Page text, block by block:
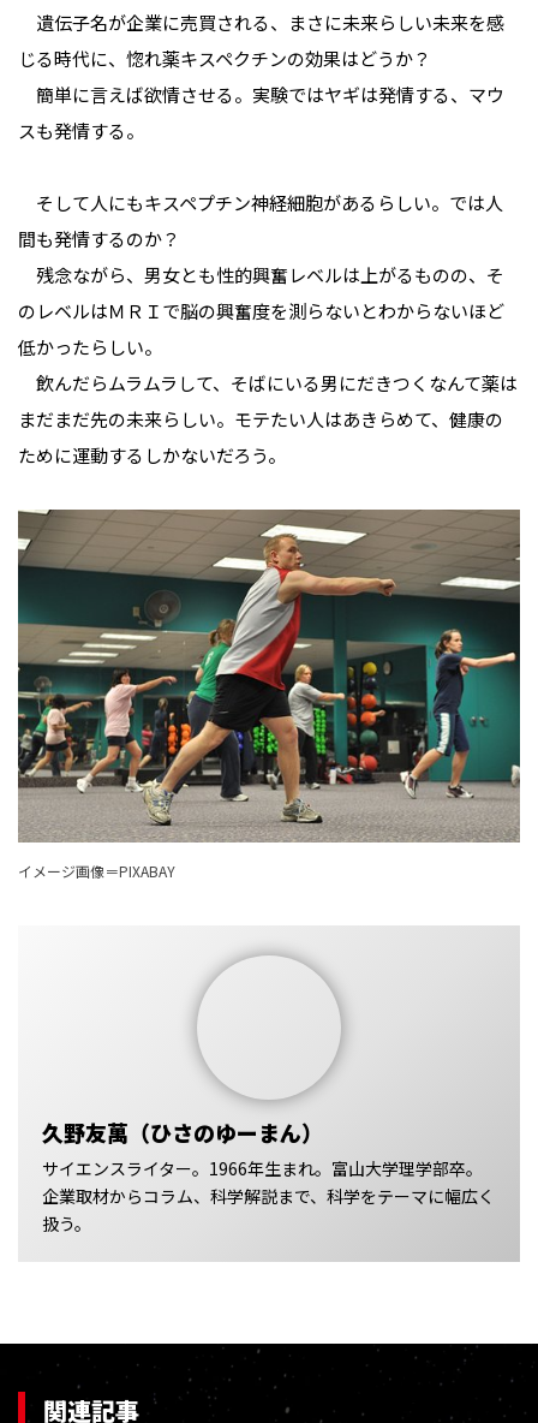
遺伝子名が企業に売買される、まさに未来らしい未来を感
じる時代に、惚れ薬キスペクチンの効果はどうか？
簡単に言えば欲情させる。実験ではヤギは発情する、マウ
スも発情する。
そして人にもキスペプチン神経細胞があるらしい。では人
間も発情するのか？
残念ながら、男女とも性的興奮レベルは上がるものの、そ
のレベルはＭＲＩで脳の興奮度を測らないとわからないほど
低かったらしい。
飲んだらムラムラして、そばにいる男にだきつくなんて薬は
まだまだ先の未来らしい。モテたい人はあきらめて、健康の
ために運動するしかないだろう。
イメージ画像＝PIXABAY
久野友萬（ひさのゆーまん）
サイエンスライター。1966年生まれ。富山大学理学部卒。
企業取材からコラム、科学解説まで、科学をテーマに幅広く
扱う。
関連記事